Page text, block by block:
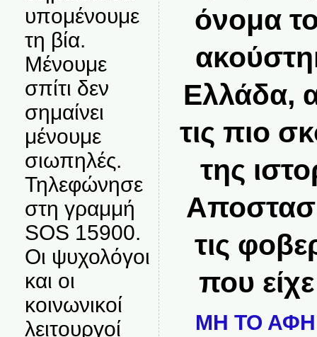
υπομένουμε
τη βία.
Μένουμε
σπίτι δεν
σημαίνει
μένουμε
σιωπηλές.
Τηλεφώνησε
στη γραμμή
SOS 15900.
Οι ψυχολόγοι
και οι
κοινωνικοί
λειτουργοί
όνομα
Ελλάδα,
τις πιο
της
τις
που
ΜΗ ΤΟ